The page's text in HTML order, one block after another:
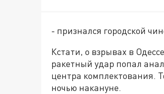
- признался городской
Кстати, о взрывах в
ракетный удар попал
центра комплектования.
ночью накануне.